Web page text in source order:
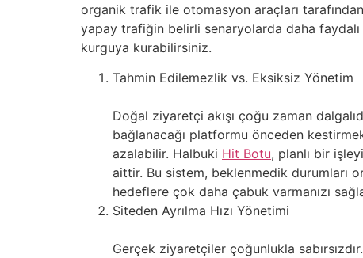
organik trafik ile otomasyon araçları
yapay trafiğin belirli senaryolarda daha
kurguya kurabilirsiniz.
Tahmin Edilemezlik vs. Eksiksiz Yönetim
Doğal ziyaretçi akışı çoğu zaman
bağlanacağı platformu önceden
azalabilir. Halbuki Hit Botu, planlı bir
aittir. Bu sistem, beklenmedik durumları
hedeflere çok daha çabuk varmanızı
Siteden Ayrılma Hızı Yönetimi
Gerçek ziyaretçiler çoğunlukla